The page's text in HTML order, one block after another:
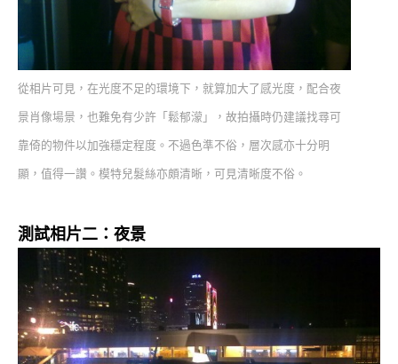
從相片可見，在光度不足的環境下，就算加大了感光度，配合夜
景肖像場景，也難免有少許「鬆郁濛」，故拍攝時仍建議找尋可
靠倚的物件以加強穩定程度。不過色準不俗，層次感亦十分明
顯，值得一讚。模特兒髮絲亦頗清晰，可見清晰度不俗。
測試相片二：夜景